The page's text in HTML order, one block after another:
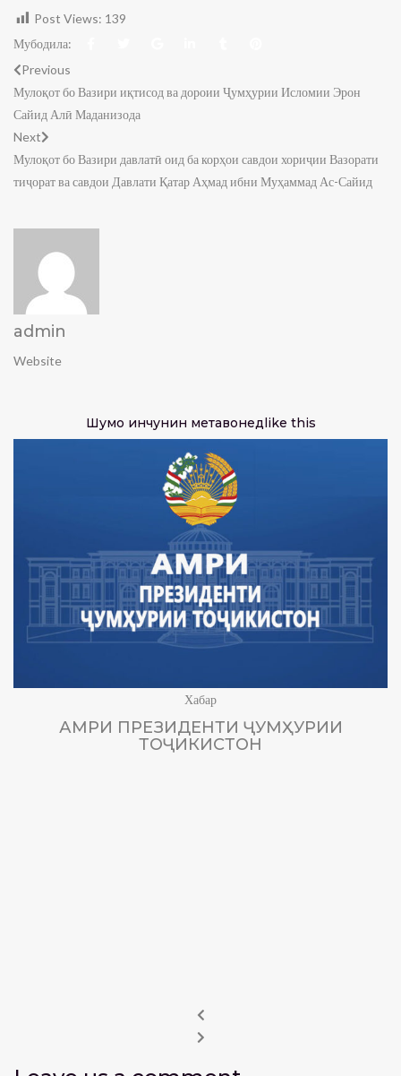
Post Views: 139
Мубодила:
Previous
Мулоқот бо Вазири иқтисод ва дороии Ҷумҳурии Исломии Эрон
Сайид Алӣ Маданизода
Next
Мулоқот бо Вазири давлатӣ оид ба корҳои савдои хориҷии Вазорати
тиҷорат ва савдои Давлати Қатар Аҳмад ибни Муҳаммад Ас-Сайид
admin
Website
Шумо инчунин метавонедlike this
Хабар
АМРИ ПРЕЗИДЕНТИ ҶУМҲУРИИ
ТОҶИКИСТОН